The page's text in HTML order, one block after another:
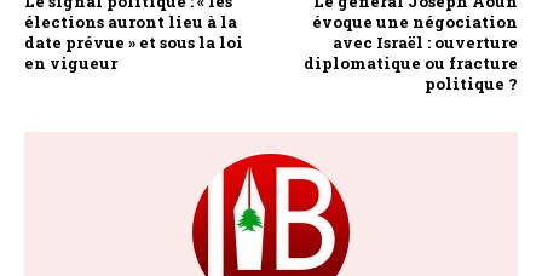
élections auront lieu à la
date prévue » et sous la loi
en vigueur
évoque une négociation
avec Israël : ouverture
diplomatique ou fracture
politique ?